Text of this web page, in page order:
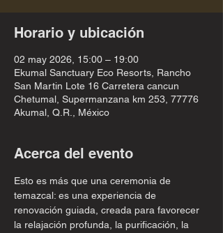
Horario y ubicación
02 may 2026, 15:00 – 19:00
Ekumal Sanctuary Eco Resorts, Rancho
San Martin Lote 16 Carretera cancun
Chetumal, Supermanzana km 253, 77776
Akumal, Q.R., México
Acerca del evento
Esto es más que una ceremonia de
temazcal: es una experiencia de
renovación guiada, creada para favorecer
la relajación profunda, la purificación, la